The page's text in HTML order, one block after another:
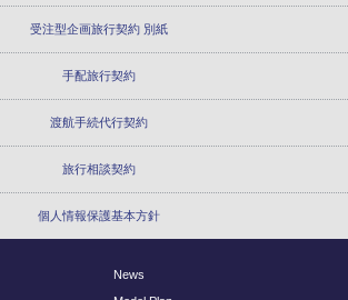
受注型企画旅行契約 別紙
手配旅行契約
渡航手続代行契約
旅行相談契約
個人情報保護基本方針
News